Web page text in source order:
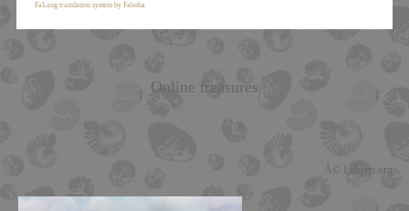
FaLang translation system by Faboba
Online treasures
Â© Luberri.org